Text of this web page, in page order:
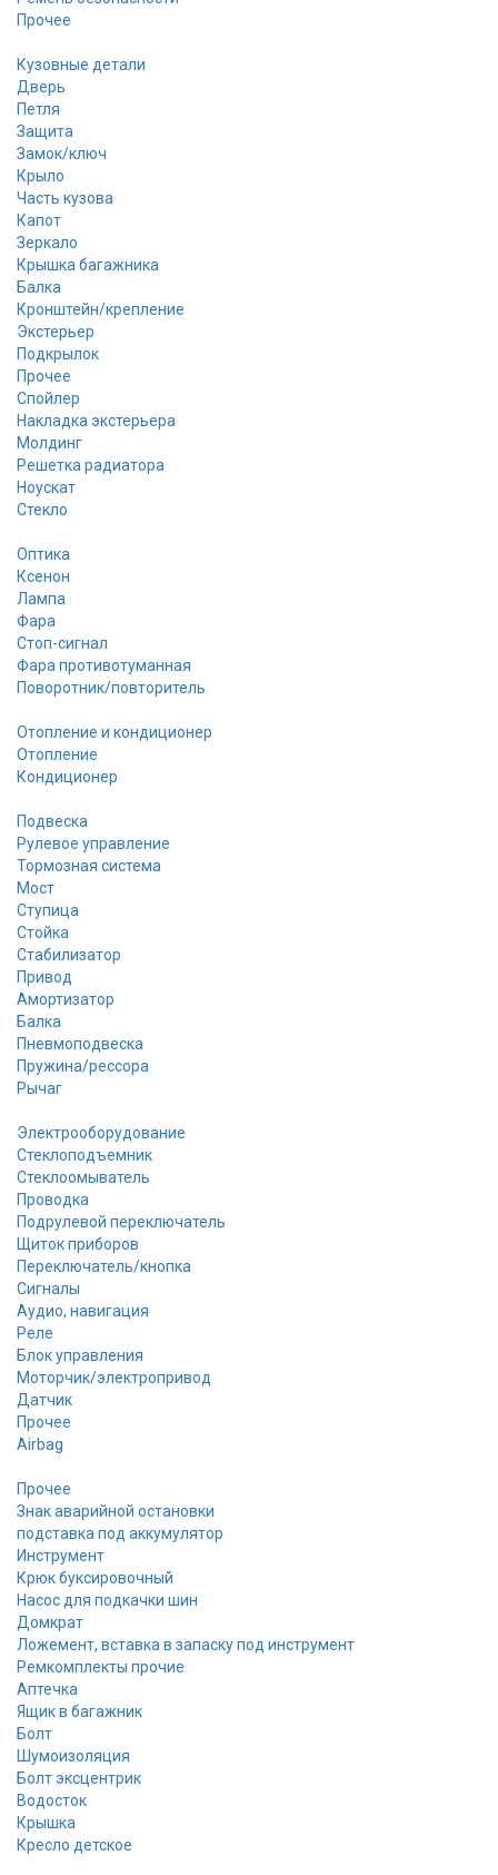
Прочее
Кузовные детали
Дверь
Петля
Защита
Замок/ключ
Крыло
Часть кузова
Капот
Зеркало
Крышка багажника
Балка
Кронштейн/крепление
Экстерьер
Подкрылок
Прочее
Спойлер
Накладка экстерьера
Молдинг
Решетка радиатора
Ноускат
Стекло
Оптика
Ксенон
Лампа
Фара
Стоп-сигнал
Фара противотуманная
Поворотник/повторитель
Отопление и кондиционер
Отопление
Кондиционер
Подвеска
Рулевое управление
Тормозная система
Мост
Ступица
Стойка
Стабилизатор
Привод
Амортизатор
Балка
Пневмоподвеска
Пружина/рессора
Рычаг
Электрооборудование
Стеклоподъемник
Стеклоомыватель
Проводка
Подрулевой переключатель
Щиток приборов
Переключатель/кнопка
Сигналы
Аудио, навигация
Реле
Блок управления
Моторчик/электропривод
Датчик
Прочее
Airbag
Прочее
Знак аварийной остановки
подставка под аккумулятор
Инструмент
Крюк буксировочный
Насос для подкачки шин
Домкрат
Ложемент, вставка в запаску под инструмент
Ремкомплекты прочие
Аптечка
Ящик в багажник
Болт
Шумоизоляция
Болт эксцентрик
Водосток
Крышка
Кресло детское